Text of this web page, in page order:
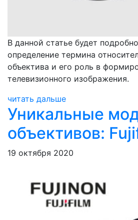
В данной статье будет
определение термина
объектива и его роль в
телевизионного изображения.
читать дальше
Уникальные
объективов:
19 октября 2020